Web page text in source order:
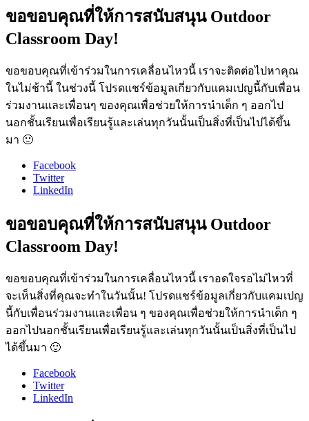
ขอขอบคุณที่ให้การสนับสนุน Outdoor
Classroom Day!
ขอขอบคุณที่เข้าร่วมในการเคลื่อนไหวนี้ เราจะติดต่อไปหาคุณ
ในไม่ช้านี้ ในช่วงนี้ โปรดแชร์ข้อมูลเกี่ยวกับแคมเปญนี้กับเพื่อน
ร่วมงานและเพื่อนๆ ของคุณเพื่อช่วยให้การนำเด็ก ๆ ออกไป
นอกชั้นเรียนเพื่อเรียนรู้และเล่นทุกวันนั้นเป็นสิ่งที่เป็นไปได้ขึ้น
มา 🙂
Facebook
Twitter
LinkedIn
ขอขอบคุณที่ให้การสนับสนุน Outdoor
Classroom Day!
ขอขอบคุณที่เข้าร่วมในการเคลื่อนไหวนี้ เราอดใจรอไม่ไหวที่
จะเห็นสิ่งที่คุณจะทำในวันนั้น! โปรดแชร์ข้อมูลเกี่ยวกับแคมเปญ
นี้กับเพื่อนร่วมงานและเพื่อน ๆ ของคุณเพื่อช่วยให้การนำเด็ก ๆ
ออกไปนอกชั้นเรียนเพื่อเรียนรู้และเล่นทุกวันนั้นเป็นสิ่งที่เป็นไป
ได้ขึ้นมา 🙂
Facebook
Twitter
LinkedIn